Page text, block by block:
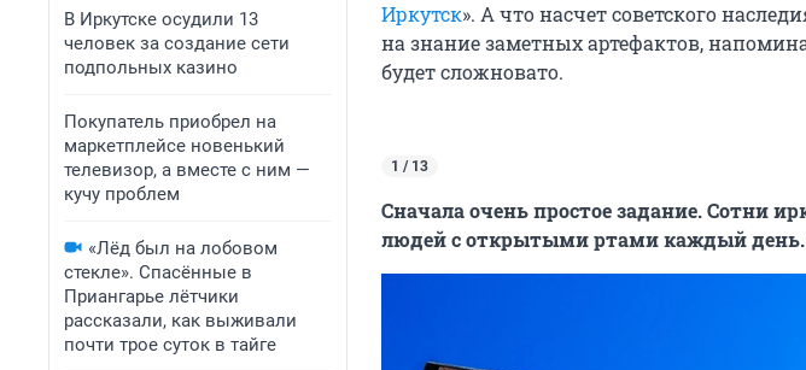
В Иркутске осудили 13
человек за создание сети
подпольных казино
Покупатель приобрел на
маркетплейсе новенький
телевизор, а вместе с ним —
кучу проблем
«Лёд был на лобовом
стекле». Спасённые в
Приангарье лётчики
рассказали, как выживали
почти трое суток в тайге
Иркутск». А что насчет советского
на знание заметных артефактов,
будет сложновато.
1 / 13
Сначала очень простое задание. Сотни
людей с открытыми ртами каждый день.